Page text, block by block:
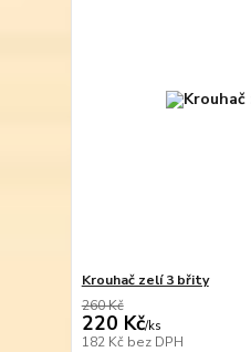
Krouhač zelí 3 břity
260 Kč
220 Kč/ks
182 Kč bez DPH